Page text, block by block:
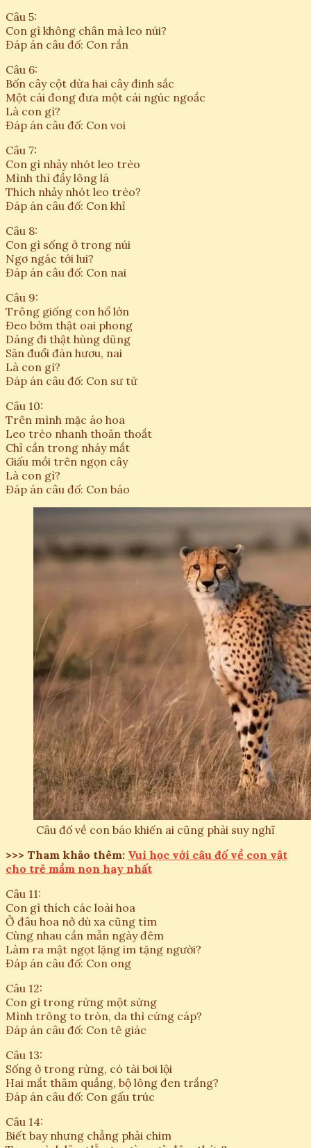
Câu 5:
Con gì không chân mà leo núi?
Đáp án câu đố: Con rắn
Câu 6:
Bốn cây cột dừa hai cây đinh sắc
Một cái đong đưa một cái ngúc ngoắc
Là con gì?
Đáp án câu đố: Con voi
Câu 7:
Con gì nhảy nhót leo trèo
Mình thì đầy lông lá
Thích nhảy nhót leo trèo?
Đáp án câu đố: Con khỉ
Câu 8:
Con gì sống ở trong núi
Ngơ ngác tới lui?
Đáp án câu đố: Con nai
Câu 9:
Trông giống con hổ lớn
Đeo bờm thật oai phong
Dáng đi thật hùng dũng
Săn đuổi đàn hươu, nai
Là con gì?
Đáp án câu đố: Con sư tử
Câu 10:
Trên mình mặc áo hoa
Leo trèo nhanh thoăn thoắt
Chỉ cần trong nháy mắt
Giấu mồi trên ngọn cây
Là con gì?
Đáp án câu đố: Con báo
Câu đố về con báo khiến ai cũng phải suy nghĩ
>>> Tham khảo thêm: Vui học với câu đố về con vật
cho trẻ mầm non hay nhất
Câu 11:
Con gì thích các loài hoa
Ở đâu hoa nở dù xa cũng tìm
Cùng nhau cần mẫn ngày đêm
Làm ra mật ngọt lặng im tặng người?
Đáp án câu đố: Con ong
Câu 12:
Con gì trong rừng một sừng
Mình trông to tròn, da thì cứng cáp?
Đáp án câu đố: Con tê giác
Câu 13:
Sống ở trong rừng, có tài bơi lội
Hai mắt thâm quầng, bộ lông đen trắng?
Đáp án câu đố: Con gấu trúc
Câu 14:
Biết bay nhưng chẳng phải chim